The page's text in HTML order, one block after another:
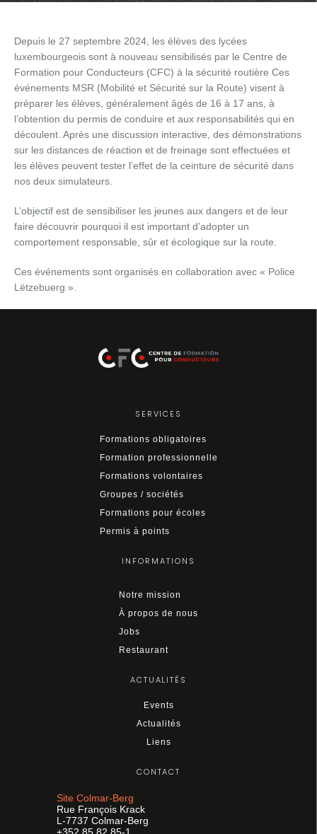
Depuis le 27 septembre 2024, les élèves des lycées
luxembourgeois sont à nouveau sensibilisés par le Centre de
Formation pour Conducteurs (CFC) à la sécurité routière Ces
événements MSR (Mobilité et Sécurité sur la Route) visent à
préparer les élèves, généralement âgés de 16 à 17 ans, à
l’obtention du permis de conduire et aux responsabilités qui en
découlent. Après une discussion interactive, des démonstrations
sur les distances de réaction et de freinage sont effectuées et
les élèves peuvent tester l’effet de la ceinture de sécurité dans
nos deux simulateurs.
L’objectif est de sensibiliser les jeunes aux dangers et de leur
faire découvrir pourquoi il est important d’adopter un
comportement responsable, sûr et écologique sur la route.
Ces événements sont organisés en collaboration avec « Police
Lëtzebuerg ».
SERVICES
Formations obligatoires
Formation professionnelle
Formations volontaires
Groupes / sociétés
Formations pour écoles
Permis à points
INFORMATIONS
Notre mission
À propos de nous
Jobs
Restaurant
ACTUALITÉS
Events
Actualités
Liens
CONTACT
Site Colmar-Berg
Rue François Krack
L-7737 Colmar-Berg